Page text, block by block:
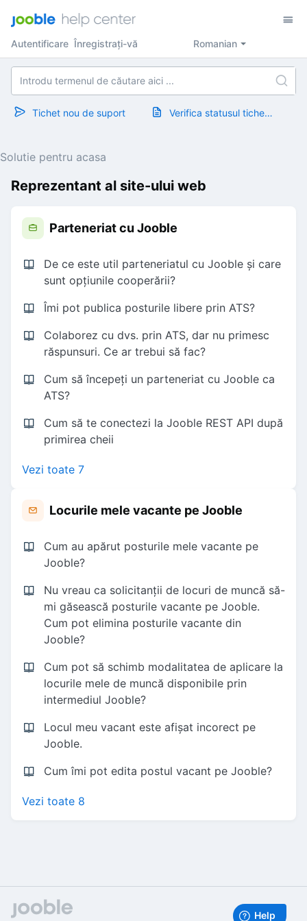
Romanian
Autentificare Înregistrați-vă
Tichet nou de suport Verifica statusul tichetului
Solutie pentru acasa
Reprezentant al site-ului web
Parteneriat cu Jooble
De ce este util parteneriatul cu Jooble și care
sunt opțiunile cooperării?
Îmi pot publica posturile libere prin ATS?
Colaborez cu dvs. prin ATS, dar nu primesc
răspunsuri. Ce ar trebui să fac?
Cum să începeți un parteneriat cu Jooble ca
ATS?
Cum să te conectezi la Jooble REST API după
primirea cheii
Vezi toate 7
Locurile mele vacante pe Jooble
Cum au apărut posturile mele vacante pe
Jooble?
Nu vreau ca solicitanții de locuri de muncă să-
mi găsească posturile vacante pe Jooble.
Cum pot elimina posturile vacante din
Jooble?
Cum pot să schimb modalitatea de aplicare la
locurile mele de muncă disponibile prin
intermediul Jooble?
Locul meu vacant este afișat incorect pe
Jooble.
Cum îmi pot edita postul vacant pe Jooble?
Vezi toate 8